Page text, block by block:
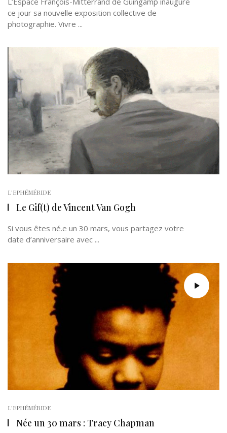
ce jour sa nouvelle exposition collective de
photographie. Vivre ...
L'EPHÉMÉRIDE
Le Gif(t) de Vincent Van Gogh
Si vous êtes né.e un 30 mars, vous partagez votre
date d’anniversaire avec ...
L'EPHÉMÉRIDE
Née un 30 mars : Tracy Chapman